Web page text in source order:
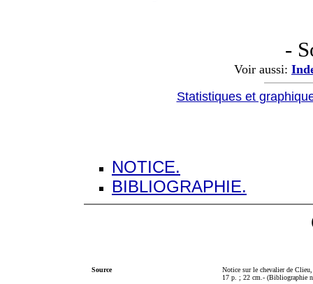
-
Voir aussi:
Statistiques et
NOTICE.
BIBLIOGRAPHIE.
Source
Notice sur le chevalier de
17 p. ; 22 cm.- (Bibliographie